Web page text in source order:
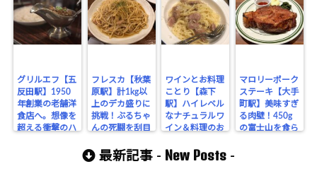
グリルエフ【五
反田駅】1950
年創業の老舗洋
食店へ。想像を
超える衝撃のハ
フレスカ【秋葉
原駅】計1kg以
上のデカ盛りに
挑戦！ぶるちゃ
んの死闘を刮目
ワインとお料理
ことり【森下
駅】ハイレベル
なナチュラルワ
イン＆料理のお
化楼の低加水パ
マロリーポーク
ステーキ【大手
町駅】美味すぎ
る肉壁！450g
の富士山を食ら
最新記事 - New Posts -